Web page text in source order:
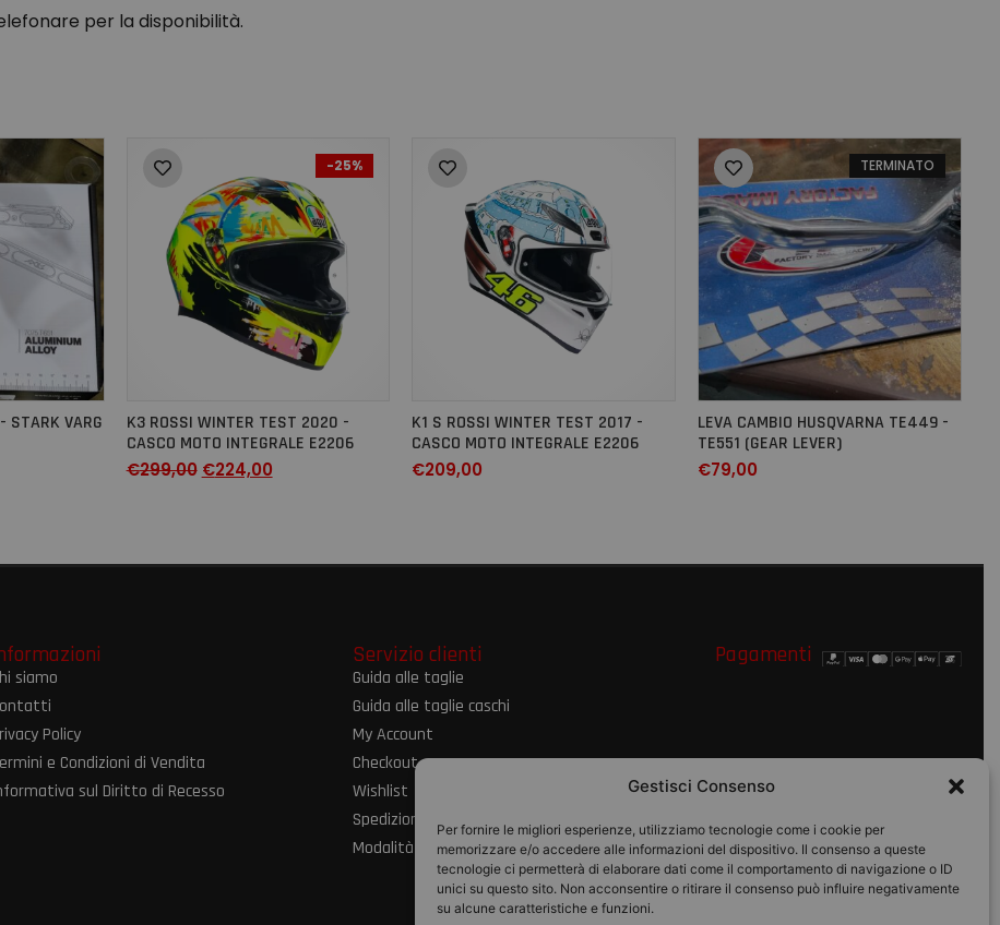
Gestisci Consenso
Per fornire le migliori esperienze, utilizziamo tecnologie come i cookie per
memorizzare e/o accedere alle informazioni del dispositivo. Il consenso a queste
tecnologie ci permetterà di elaborare dati come il comportamento di navigazione o ID
unici su questo sito. Non acconsentire o ritirare il consenso può influire negativamente
su alcune caratteristiche e funzioni.
per la disponibilità.
STARK VARG
-25%
K3 ROSSI WINTER TEST 2020 -
CASCO MOTO INTEGRALE E2206
€299,00 €224,00
K1 S ROSSI WINTER TEST 2017 -
CASCO MOTO INTEGRALE E2206
€209,00
TERMINATO
LEVA CAMBIO HUSQVARNA TE449 -
TE551 (GEAR LEVER)
€79,00
siamo
Policy
e Condizioni di Vendita
sul Diritto di Recesso
Servizio clienti
Guida alle taglie
Guida alle taglie caschi
My Account
Checkout
Wishlist
Spedizioni e resi
Modalità di pagamento
Pagamenti